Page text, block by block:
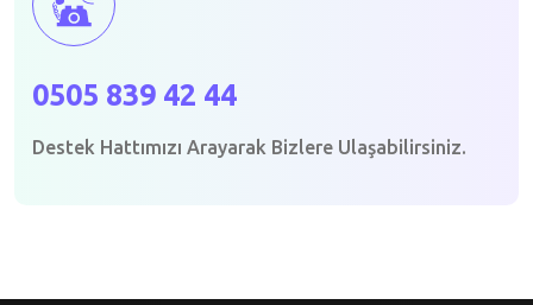
0505 839 42 44
Destek Hattımızı Arayarak Bizlere Ulaşabilirsiniz.